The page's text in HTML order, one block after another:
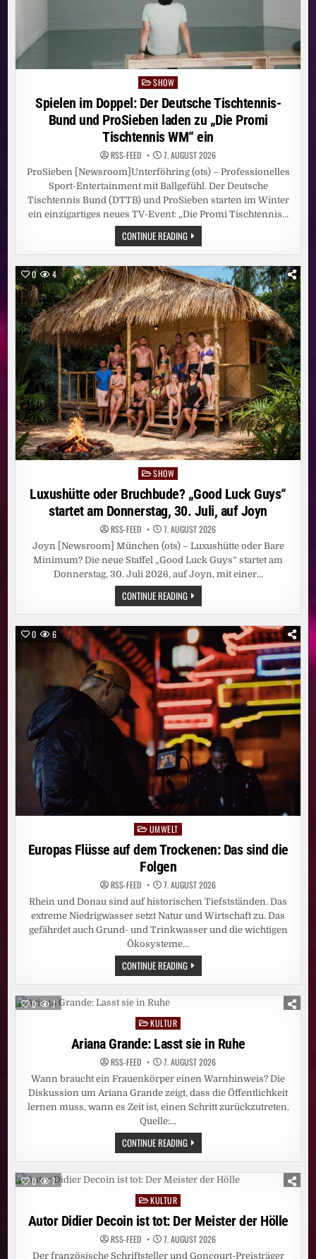
Posted
in
SHOW
Spielen im Doppel: Der Deutsche Tischtennis-
Bund und ProSieben laden zu „Die Promi
Tischtennis WM“ ein
RSS-FEED 7. AUGUST 2026
ProSieben [Newsroom]Unterföhring (ots) – Professionelles
Sport-Entertainment mit Ballgefühl. Der Deutsche
Tischtennis Bund (DTTB) und ProSieben starten im Winter
ein einzigartiges neues TV-Event: „Die Promi Tischtennis…
CONTINUE READINGSPIELEN
IM
DOPPEL:
DER
DEUTSCHE
TISCHTENNIS-
BUND
UND
PROSIEBEN
LADEN
ZU
„DIE
PROMI
TISCHTENNIS
WM“
EIN
0 4
Posted
in
SHOW
Luxushütte oder Bruchbude? „Good Luck Guys“
startet am Donnerstag, 30. Juli, auf Joyn
RSS-FEED 7. AUGUST 2026
Joyn [Newsroom] München (ots) – Luxushütte oder Bare
Minimum? Die neue Staffel „Good Luck Guys“ startet am
Donnerstag, 30. Juli 2026, auf Joyn, mit einer…
CONTINUE READINGLUXUSHÜTTE
ODER
BRUCHBUDE?
LUCK
GUYS“
STARTET
AM
DONNERSTAG,
30.
JULI,
AUF
JOYN
0 6
Posted
in
UMWELT
Europas Flüsse auf dem Trockenen: Das sind die
Folgen
RSS-FEED 7. AUGUST 2026
Rhein und Donau sind auf historischen Tiefstständen. Das
extreme Niedrigwasser setzt Natur und Wirtschaft zu. Das
gefährdet auch Grund- und Trinkwasser und die wichtigen
Ökosysteme…
CONTINUE READINGEUROPAS
FLÜSSE
AUF
FOLGEN
0 7
Posted
in
KULTUR
Ariana Grande: Lasst sie in Ruhe
RSS-FEED 7. AUGUST 2026
Wann braucht ein Frauenkörper einen Warnhinweis? Die
Diskussion um Ariana Grande zeigt, dass die Öffentlichkeit
lernen muss, wann es Zeit ist, einen Schritt zurückzutreten.
Quelle:…
CONTINUE READINGARIANA
GRANDE:
LASST
IN
RUHE
0 7
Posted
in
KULTUR
Autor Didier Decoin ist tot: Der Meister der Hölle
RSS-FEED 7. AUGUST 2026
Der französische Schriftsteller und Goncourt-Preisträger